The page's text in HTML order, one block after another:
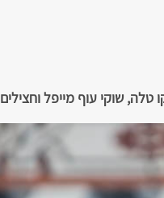
שוקי עוף מייפל וחצילים